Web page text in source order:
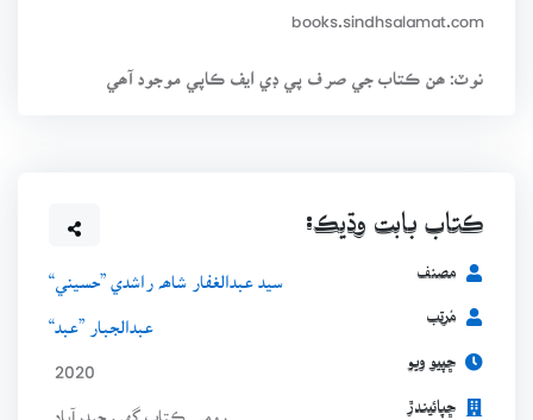
نوٽ: ھن ڪتاب جي صرف پي ڊي ايف ڪاپي موجود آھي
ڪتاب بابت وڌيڪ:
مصنف سيد عبدالغفار شاھہ راشدي ”حسيني“
مُرتب عبدالجبار ”عبد“
ڇپيو ويو
ڇپائيندڙ رومي ڪتاب گهر، حيدرآباد